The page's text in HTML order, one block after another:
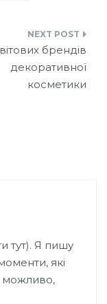
ді
л
и
брендів
декоративної
косметики
тут). Я пишу
які
можливо,